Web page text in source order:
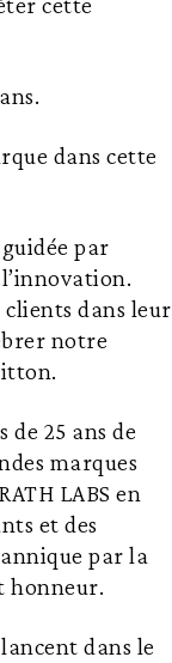
dans cette
par
clients dans leur
notre
25 ans de
marques
LABS en
et des
par la
honneur.
dans le